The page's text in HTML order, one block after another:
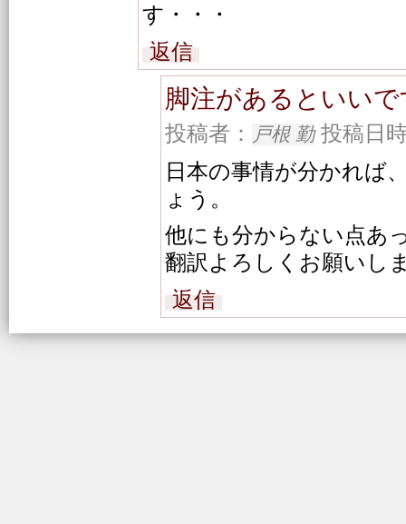
す・・・
返信
脚注があるといい
投稿者： 戸根 勤投稿日
日本の事情が分かれば
ょう。
他にも分からない点あ
翻訳よろしくお願いし
返信